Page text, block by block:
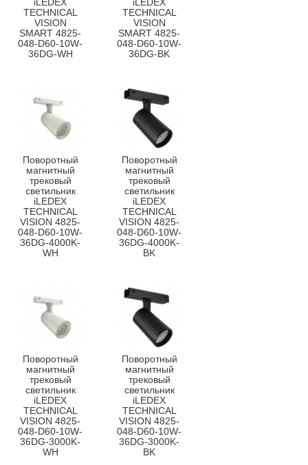
TECHNICAL
VISION
SMART 4825-
048-D60-10W-
36DG-WH
TECHNICAL
VISION
SMART 4825-
048-D60-10W-
36DG-BK
Поворотный
магнитный
трековый
светильник
iLEDEX
TECHNICAL
VISION 4825-
048-D60-10W-
36DG-4000K-
WH
Поворотный
магнитный
трековый
светильник
iLEDEX
TECHNICAL
VISION 4825-
048-D60-10W-
36DG-4000K-
BK
Поворотный
магнитный
трековый
светильник
iLEDEX
TECHNICAL
VISION 4825-
048-D60-10W-
36DG-3000K-
WH
Поворотный
магнитный
трековый
светильник
iLEDEX
TECHNICAL
VISION 4825-
048-D60-10W-
36DG-3000K-
BK